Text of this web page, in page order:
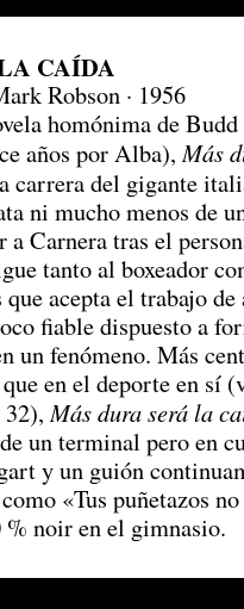
CAÍDA
Robson · 1956
homónima de
años por Alba),Más
carrera del gigante
ni mucho menos de
a Carnera tras el
tanto al boxeador
acepta el trabajo de
fiable dispuesto a
un fenómeno. Más
en el deporte en sí
32),Más dura será la
un terminal pero en
y un guión
«Tus puñetazos
% noir en el gimnasio.